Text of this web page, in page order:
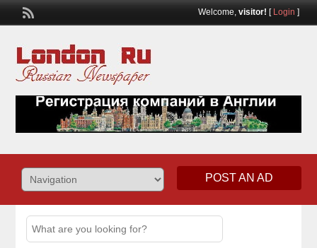
Welcome, visitor! [ Login ]
POST AN AD